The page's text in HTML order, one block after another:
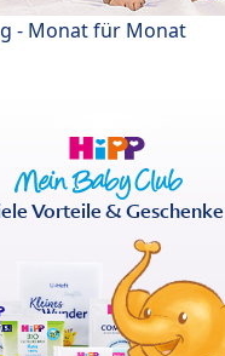
- Monat für Monat
Vorteile & Geschenke